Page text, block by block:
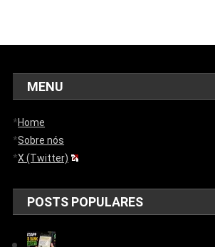
MENU
*Home
*Sobre nós
*X (Twitter)
POSTS POPULARES